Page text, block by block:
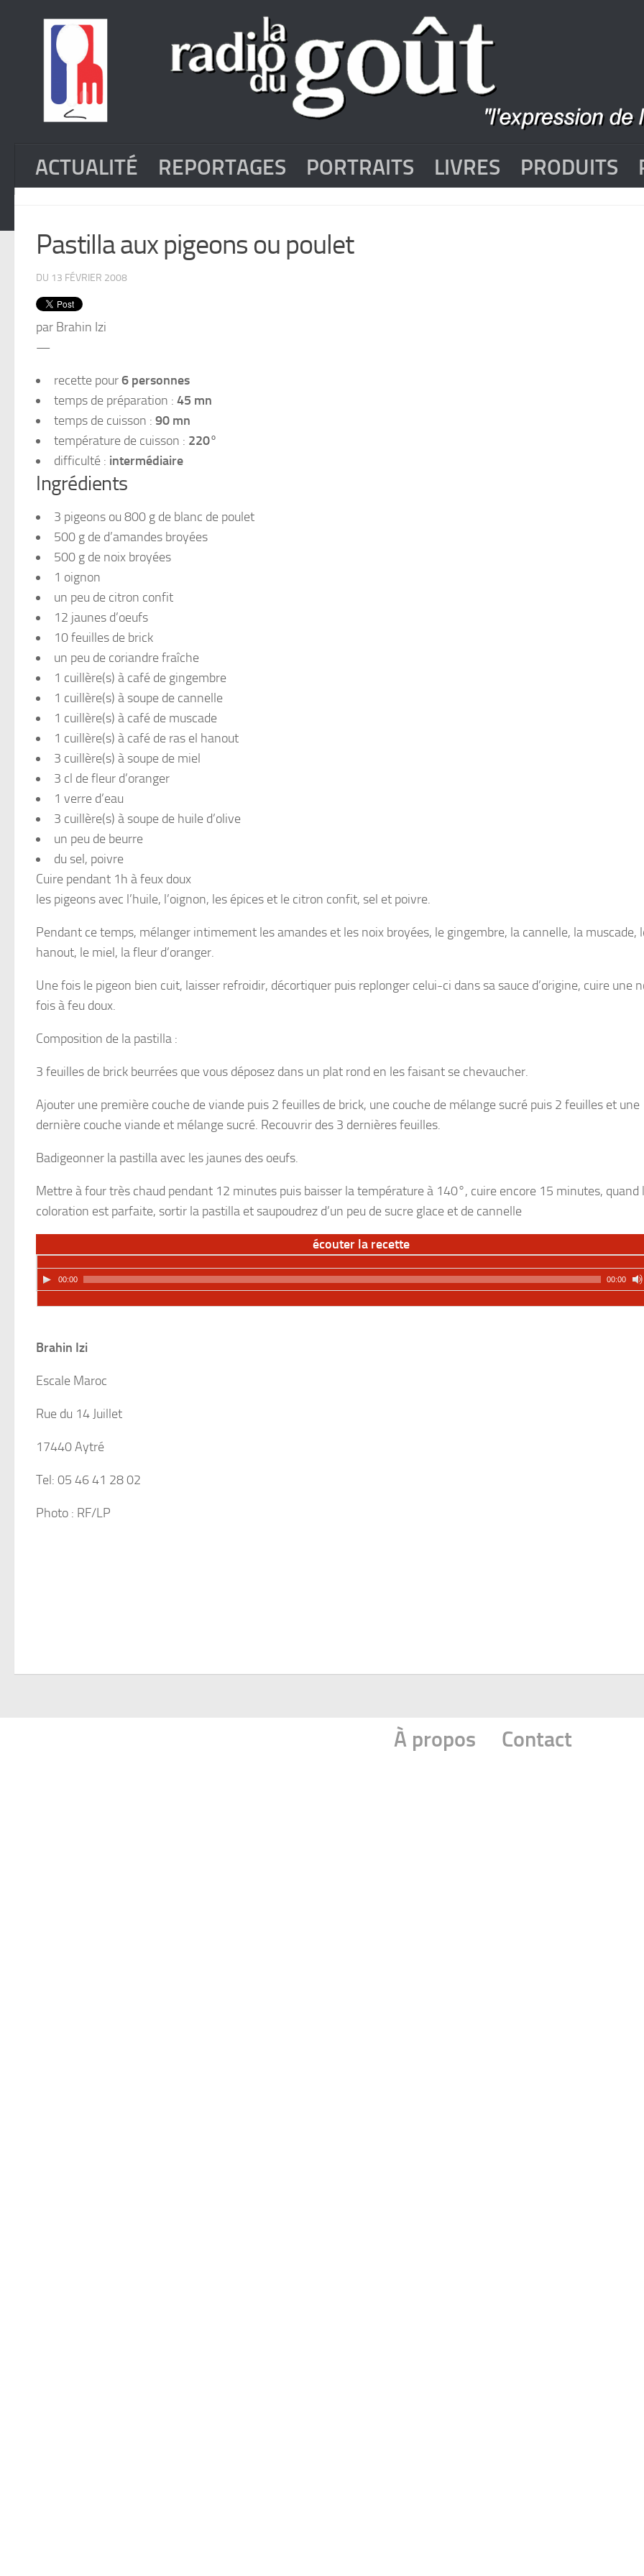
ACTUALITÉ REPORTAGES PORTRAITS LIVRES PRODUITS
Pastilla aux pigeons ou poulet
DU 13 FÉVRIER 2008
par Brahin Izi
—
recette pour6 personnes
temps de préparation : 45 mn
temps de cuisson : 90 mn
température de cuisson : 220°
difficulté : intermédiaire
Ingrédients
3 pigeons ou 800 g de blanc de poulet
500 g de d’amandes broyées
500 g de noix broyées
1 oignon
un peu de citron confit
12 jaunes d’oeufs
10 feuilles de brick
un peu de coriandre fraîche
1 cuillère(s) à café de gingembre
1 cuillère(s) à soupe de cannelle
1 cuillère(s) à café de muscade
1 cuillère(s) à café de ras el hanout
3 cuillère(s) à soupe de miel
3 cl de fleur d’oranger
1 verre d’eau
3 cuillère(s) à soupe de huile d’olive
un peu de beurre
du sel, poivre
Cuire pendant 1h à feux doux
les pigeons avec l’huile, l’oignon, les épices et le citron confit, sel et poivre.
Pendant ce temps, mélanger intimement les amandes et les noix broyées, le gingembre, la cannelle, la muscade,
hanout, le miel, la fleur d’oranger.
Une fois le pigeon bien cuit, laisser refroidir, décortiquer puis replonger celui-ci dans sa sauce d’origine, cuire une
fois à feu doux.
Composition de la pastilla :
3 feuilles de brick beurrées que vous déposez dans un plat rond en les faisant se chevaucher.
Ajouter une première couche de viande puis 2 feuilles de brick, une couche de mélange sucré puis 2 feuilles et une
dernière couche viande et mélange sucré. Recouvrir des 3 dernières feuilles.
Badigeonner la pastilla avec les jaunes des oeufs.
Mettre à four très chaud pendant 12 minutes puis baisser la température à 140°, cuire encore 15 minutes, quand
coloration est parfaite, sortir la pastilla et saupoudrez d’un peu de sucre glace et de cannelle
écouter la recette
00:00 00:00
Brahin Izi
Escale Maroc
Rue du 14 Juillet
17440 Aytré
Tel: 05 46 41 28 02
Photo : RF/LP
À propos Contact